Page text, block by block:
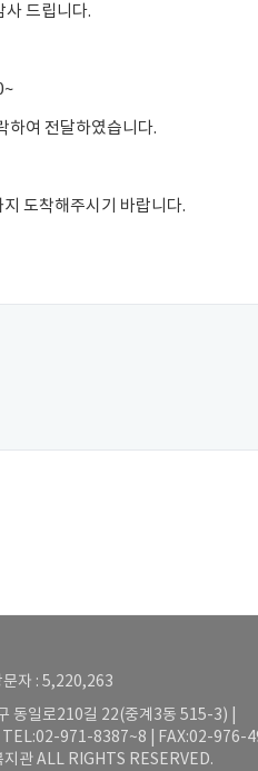
사 드립니다.
하여 전달하였습니다.
도착해주시기 바랍니다.
자 : 5,220,263
동일로210길 22(중계3동 515-3) |
| TEL:02-971-8387~8 | FAX:02-976-
관 ALL RIGHTS RESERVED.